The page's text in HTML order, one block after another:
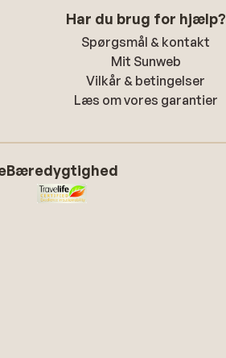
Har du brug for hjælp?
Spørgsmål & kontakt
Mit Sunweb
Vilkår & betingelser
Læs om vores garantier
Bæredygtighed